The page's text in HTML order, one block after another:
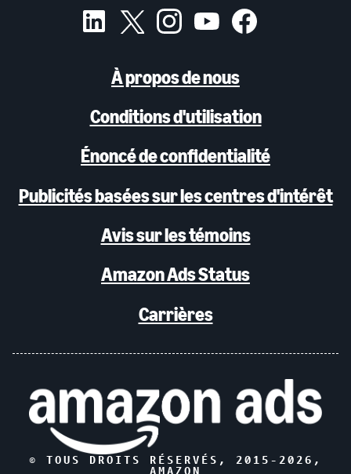
À propos de nous
Conditions d'utilisation
Énoncé de confidentialité
Publicités basées sur les centres d'intérêt
Avis sur les témoins
Amazon Ads Status
Carrières
© TOUS DROITS RÉSERVÉS, 2015- 2026 ,
AMAZON